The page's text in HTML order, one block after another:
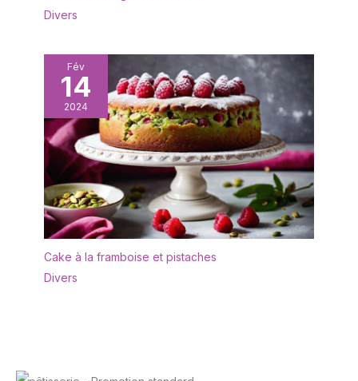
le suspendre n'importe
où. Après utilisation, il
suffit d'essuyer ou de
rincer la sonde
Divers
Fév
14
2024
Cake à la framboise et pistaches
Divers